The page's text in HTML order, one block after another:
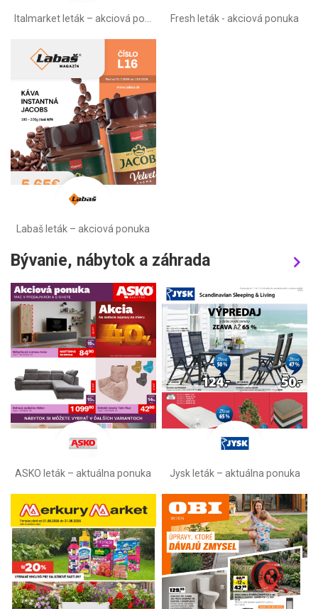
Fresh leták - akciová ponuka
Labaš leták – akciová ponuka
Bývanie, nábytok a záhrada
ASKO leták – aktuálna ponuka Jysk leták – aktuálna ponuka